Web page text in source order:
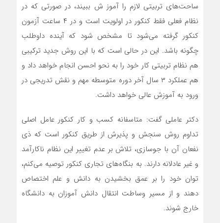
ساحت‌های تربیتی لازم را آموز ش ببیند، در صورتی که در
نظام فعلی فقط کنکور در اولویت است و در ۴ ساعت آزمون
کنکور گرفته می‌شود تا مشخص شود که آینده داوطلب
چگونه باشد. این در حالی است که با این روش جدید ترکیبی
هم نظام تربیتی کار خود را به نحو احسن انجام خواهد داد و
هم عملکرد ۳ سال آخر دوره متوسطه مهم و نقش تدریجی در
ورود به آموزش عالی خواهد داشت.
دکتر عاملی گفت: متاسفانه کسب و کار کنکور عامل اصلی
تداوم روش سنجش و پذیرش از طریق کنکور است که ذی
نفعان آن با جوسازی، تلاش بر عدم تغییر این نظام ناکارآمد
و غیر عادلانه دارند. به بنگاه‌های تجاری کنکور توصیه می‌کنم،
توان خود را بر عمق بخشیدن به دانش و علم اختصاص
دهند و از مسیر وساطت انتقال دانش آموزان به دانشگاه
خارج شوند.